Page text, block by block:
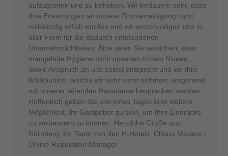
aufzugreifen und zu beheben. Wir bedauern sehr, dass
Ihre Erwartungen an unsere Zimmerreinigung nicht
vollständig erfüllt wurden und wir entschuldigen uns in
aller Form für die dadurch entstandenen
Unannehmlichkeiten. Bitte seien Sie versichert, dass
mangelnde Hygiene nicht unserem hohen Niveau,
sowie Anspruch an uns selbst entspricht und wir Ihre
Kritikpunkte, welche wir sehr ernst nehmen, umgehend
mit unserer leitenden Hausdame besprechen werden.
Hoffentlich geben Sie uns eines Tages eine weitere
Möglichkeit, Ihr Gastgeber zu sein, um Ihre Eindrücke
zu verbessern zu können. Herzliche Grüße aus
Nürnberg, Ihr Team von den H-Hotels, Chiara Morano -
Online Reputation Manager